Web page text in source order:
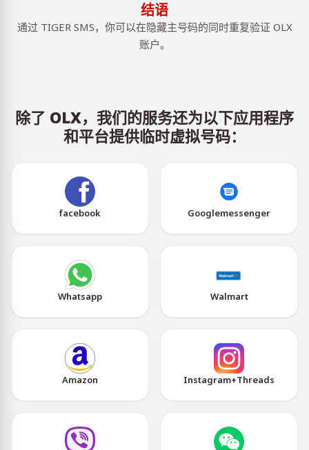
结语
通过 TIGER SMS，你可以在隐藏主号码的同时重复验证 OLX
账户。
除了 OLX，我们的服务还为以下应用程序
和平台提供临时虚拟号码：
facebook Googlemessenger
Whatsapp Walmart
Amazon Instagram+Threads